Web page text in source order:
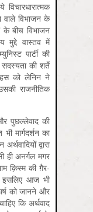
विचारधारात्मक
वाले विभाजन के
बीच विभाजन
वास्तव में
पार्टी की
की शर्तें
को लेनिन ने
राजनीतिक
पुछल्लेवाद की
मार्गदर्शन का
द्वारा
अनर्गल मगर
क़िस्म की ग़ैर-
इसलिए आज भी
को जानने और
कि अर्थवाद